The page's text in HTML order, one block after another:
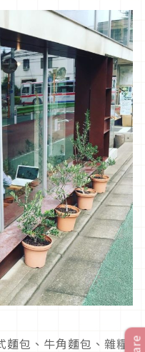
包、牛角麵包、雜糧